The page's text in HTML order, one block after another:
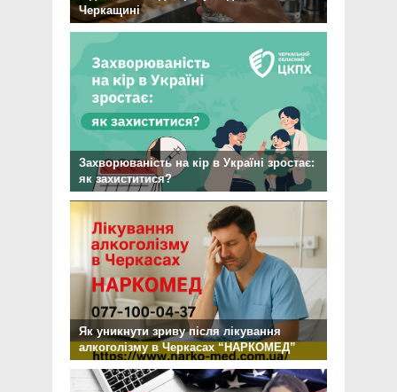
Черкащині
Захворюваність на кір в Україні зростає:
як захиститися?
Як уникнути зриву після лікування
алкоголізму в Черкасах “НАРКОМЕД”